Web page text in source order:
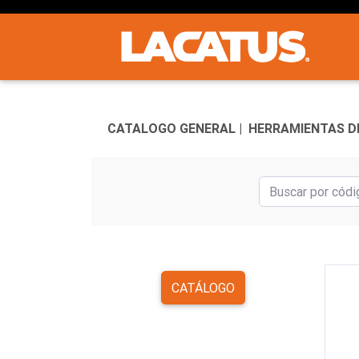
CATALOGO GENERAL | HERRAMIENTAS
CATÁLOGO